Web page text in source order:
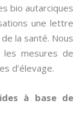
bio autarciques
une lettre
la santé. Nous
les mesures de
d’élevage.
à base de